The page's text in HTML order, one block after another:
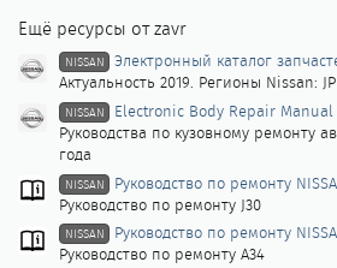
0
0
з
в
ё
з
д
Ещё ресурсы от zavr
NISSAN
Электронный каталог
Актуальность 2019. Регионы Nissan: JP
NISSAN
Electronic Body Repair Manual
Руководства по кузовному ремонту
года
NISSAN
Руководство по ремонту
Руководство по ремонту J30
NISSAN
Руководство по ремонту
Руководство по ремонту A34